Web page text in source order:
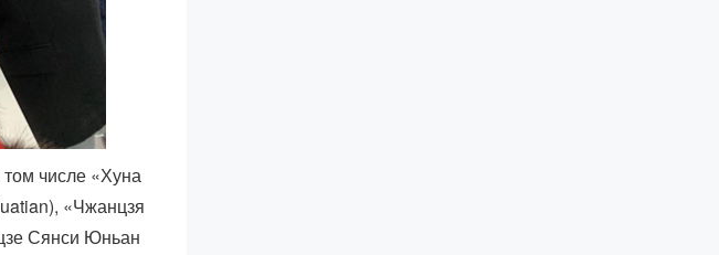
числе «Хуна
«Чжанцзя
Сянси Юньан